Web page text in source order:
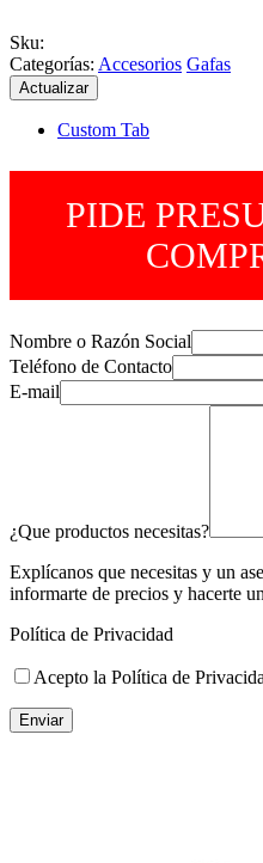
Sku:
Categorías: Accesorios Gafas
Custom Tab
PIDE
Nombre o Razón Social
Teléfono de Contacto
E-mail
¿Que productos necesitas?
Explícanos que necesitas y un
informarte de precios y hacerte
Política de Privacidad
Acepto la Política de
Enviar